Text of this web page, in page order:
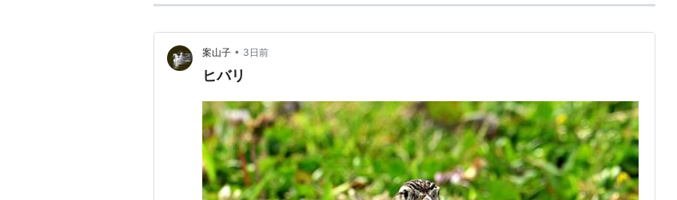
ほとんど全国で留鳥。
ドバトよりやや小さめの猛禽。
地面すれすれを飛んだり、ホバリングをしたりして採餌する。
ガケなどで繁殖していたが、近年ビルや橋などでも繁殖するようになった。
メスはオスに比べ褐色が強い。オスは頭が青みがかる。
画像右がオス。左がメス。
関連語 リスト::動物 リスト::鳥類
案山子 • 3日前
ヒバリ